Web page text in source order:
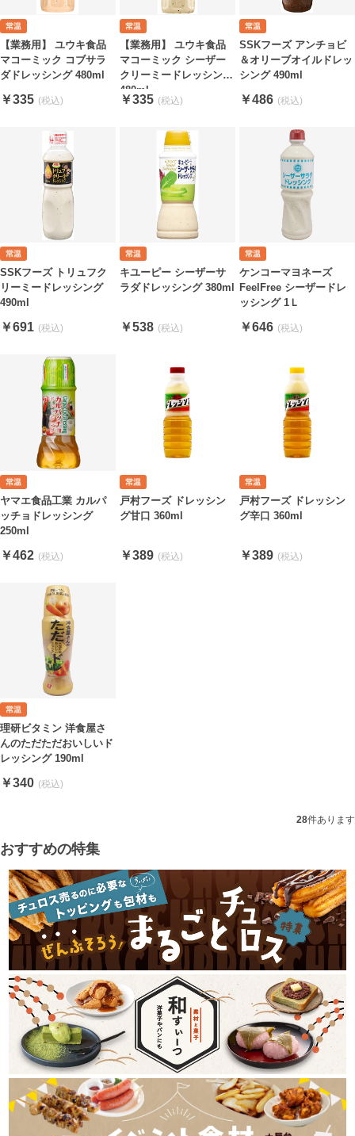
【業務用】 ユウキ食品
マコーミック コブサラ
ダドレッシング 480ml
￥335
【業務用】 ユウキ食品
マコーミック シーザー
クリーミードレッシング
480ml
￥335
SSKフーズ アンチョビ
＆オリーブオイルドレッ
シング 490ml
￥486
SSKフーズ トリュフク
リーミードレッシング
490ml
￥691
キユーピー シーザーサ
ラダドレッシング 380ml
￥538
ケンコーマヨネーズ
FeelFree シーザードレ
ッシング 1Ｌ
￥646
ヤマエ食品工業 カルパ
ッチョドレッシング
250ml
￥462
戸村フーズ ドレッシン
グ甘口 360ml
￥389
戸村フーズ ドレッシン
グ辛口 360ml
￥389
理研ビタミン 洋食屋さ
んのただただおいしいド
レッシング 190ml
￥340
28件あります
おすすめの特集